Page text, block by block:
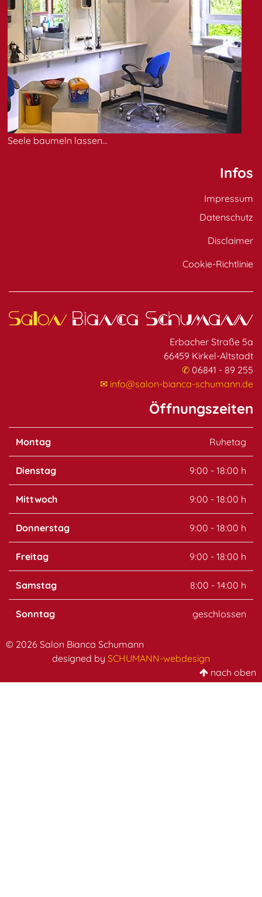
Seele baumeln lassen...
Infos
Impressum
Datenschutz
Disclaimer
Cookie-Richtlinie
Erbacher Straße 5a
66459 Kirkel-Altstadt
✆ 06841 - 89 255
✉ info@salon-bianca-schumann.de
Öffnungszeiten
Montag Ruhetag
Dienstag 9:00 - 18:00 h
Mittwoch 9:00 - 18:00 h
Donnerstag 9:00 - 18:00 h
Freitag 9:00 - 18:00 h
Samstag 8:00 - 14:00 h
Sonntag geschlossen
© 2026 Salon Bianca Schumann
designed by SCHUMANN-webdesign
nach oben